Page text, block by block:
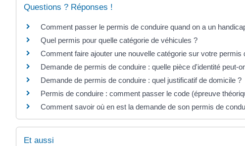
Questions ? Réponses !
Comment passer le permis de conduire quand on a un
Quel permis pour quelle catégorie de véhicules ?
Comment faire ajouter une nouvelle catégorie sur votre permis
Demande de permis de conduire : quelle pièce d'identité peut-
Demande de permis de conduire : quel justificatif de domicile ?
Permis de conduire : comment passer le code (épreuve
Comment savoir où en est la demande de son permis de
Et aussi